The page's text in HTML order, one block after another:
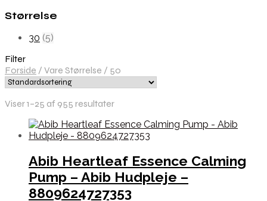
Størrelse
30 (5)
Filter
Forside / Vare Størrelse / 50
Viser 1–25 af 955 resultater
Abib Heartleaf Essence Calming
Pump – Abib Hudpleje –
8809624727353